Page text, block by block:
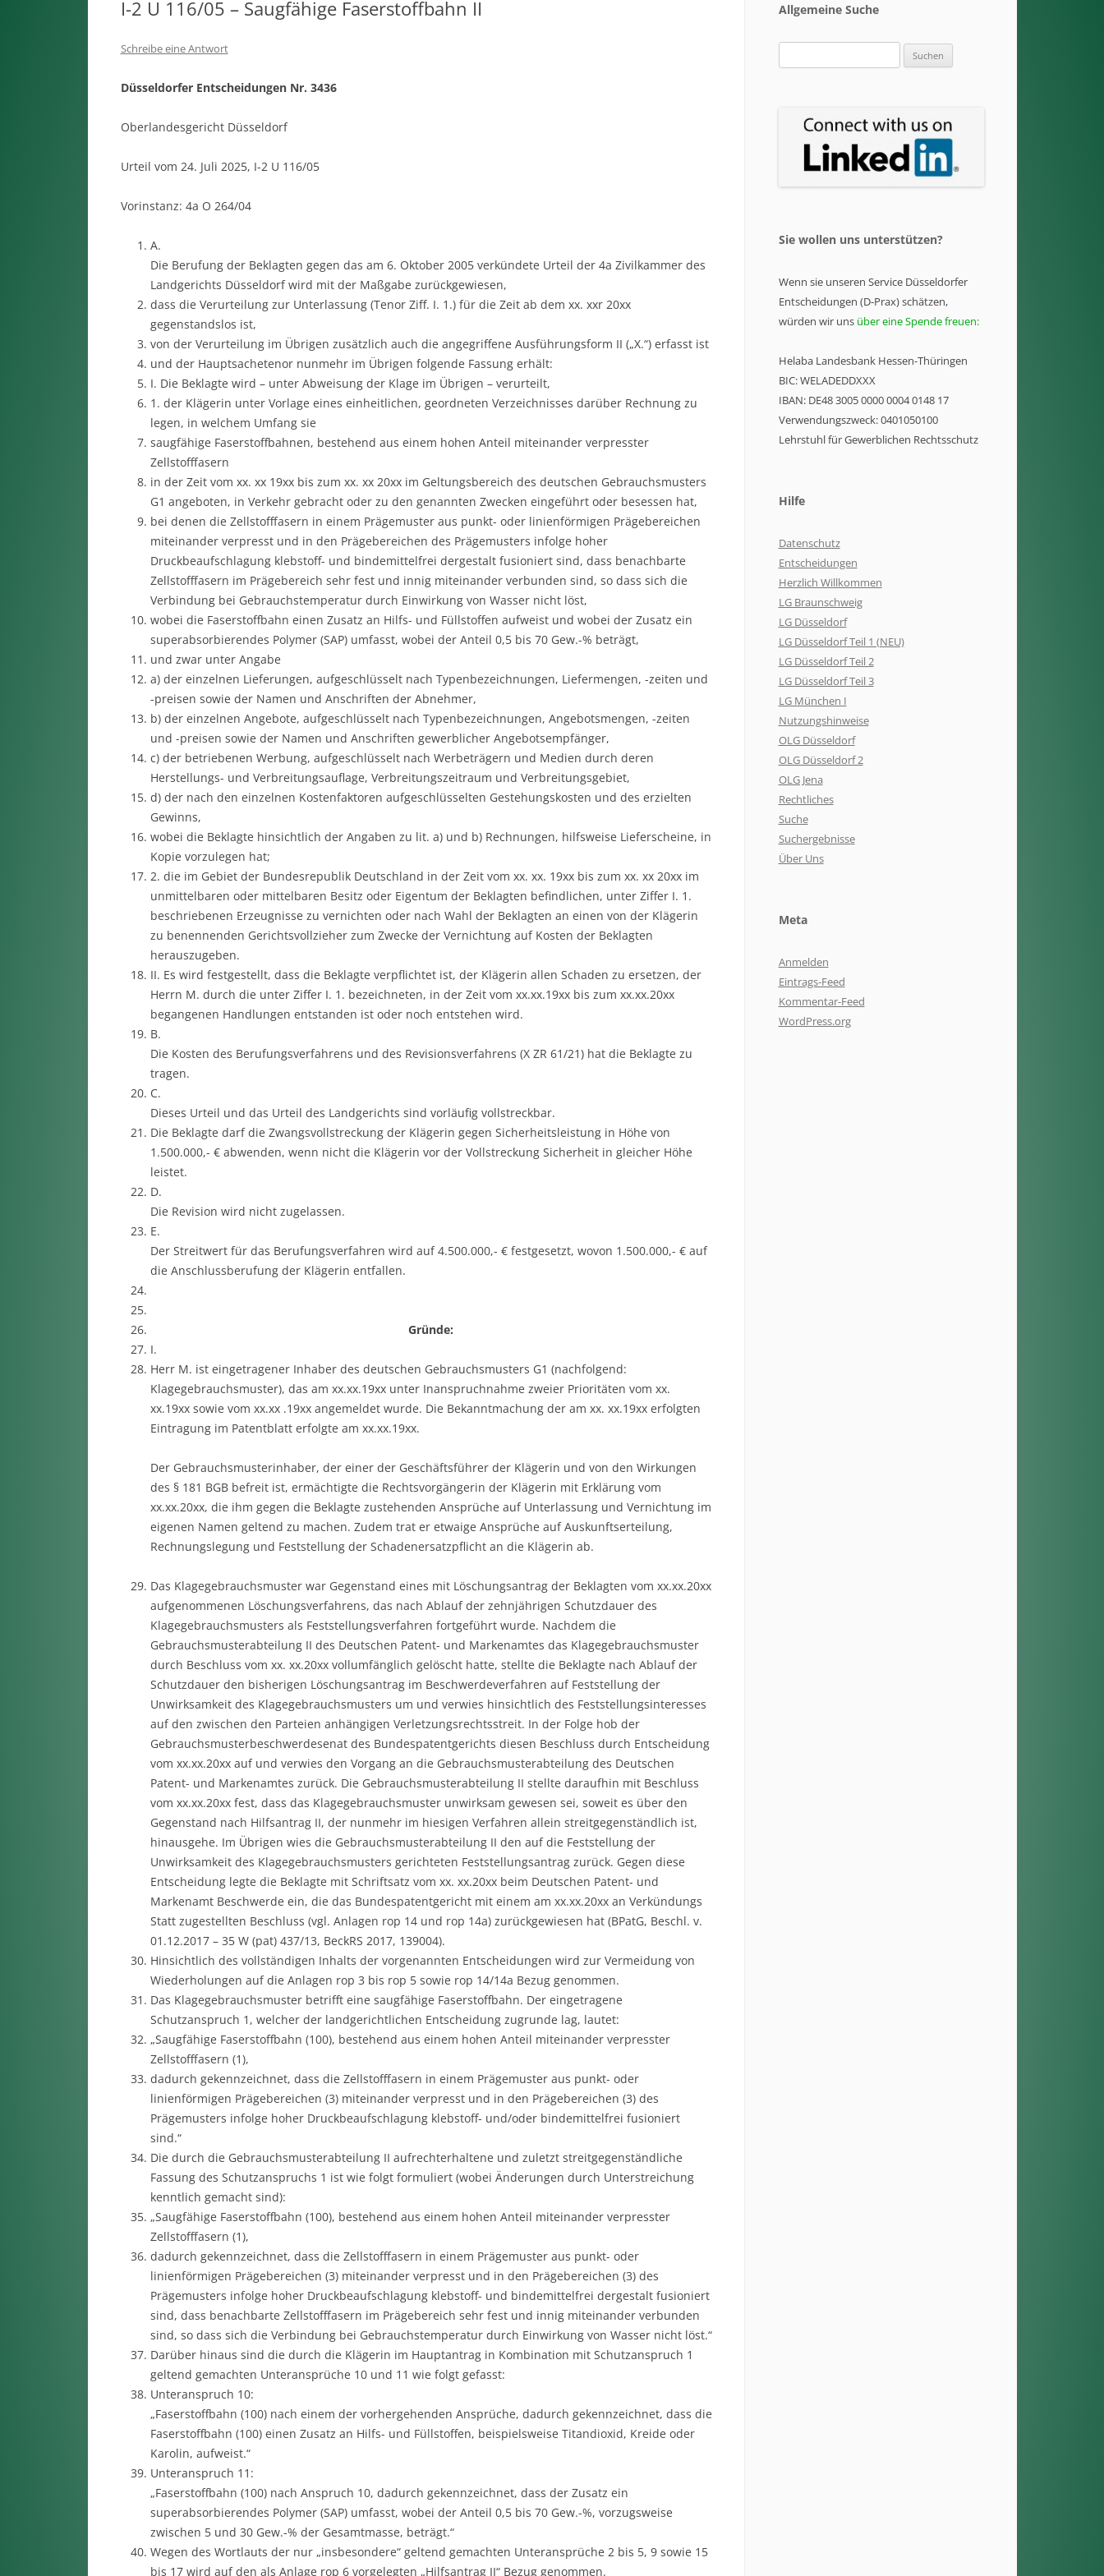
I-2 U 116/05 – Saugfähige Faserstoffbahn II
Schreibe eine Antwort
Düsseldorfer Entscheidungen Nr. 3436
Oberlandesgericht Düsseldorf
Urteil vom 24. Juli 2025, I-2 U 116/05
Vorinstanz: 4a O 264/04
A.
Die Berufung der Beklagten gegen das am 6. Oktober 2005 verkündete Urteil der 4a Zivilkammer des
Landgerichts Düsseldorf wird mit der Maßgabe zurückgewiesen,
dass die Verurteilung zur Unterlassung (Tenor Ziff. I. 1.) für die Zeit ab dem xx. xxr 20xx
gegenstandslos ist,
von der Verurteilung im Übrigen zusätzlich auch die angegriffene Ausführungsform II („X.“) erfasst ist
und der Hauptsachetenor nunmehr im Übrigen folgende Fassung erhält:
I. Die Beklagte wird – unter Abweisung der Klage im Übrigen – verurteilt,
1. der Klägerin unter Vorlage eines einheitlichen, geordneten Verzeichnisses darüber Rechnung zu
legen, in welchem Umfang sie
saugfähige Faserstoffbahnen, bestehend aus einem hohen Anteil miteinander verpresster
Zellstofffasern
in der Zeit vom xx. xx 19xx bis zum xx. xx 20xx im Geltungsbereich des deutschen Gebrauchsmusters
G1 angeboten, in Verkehr gebracht oder zu den genannten Zwecken eingeführt oder besessen hat,
bei denen die Zellstofffasern in einem Prägemuster aus punkt- oder linienförmigen Prägebereichen
miteinander verpresst und in den Prägebereichen des Prägemusters infolge hoher
Druckbeaufschlagung klebstoff- und bindemittelfrei dergestalt fusioniert sind, dass benachbarte
Zellstofffasern im Prägebereich sehr fest und innig miteinander verbunden sind, so dass sich die
Verbindung bei Gebrauchstemperatur durch Einwirkung von Wasser nicht löst,
wobei die Faserstoffbahn einen Zusatz an Hilfs- und Füllstoffen aufweist und wobei der Zusatz ein
superabsorbierendes Polymer (SAP) umfasst, wobei der Anteil 0,5 bis 70 Gew.-% beträgt,
und zwar unter Angabe
a) der einzelnen Lieferungen, aufgeschlüsselt nach Typenbezeichnungen, Liefermengen, -zeiten und
-preisen sowie der Namen und Anschriften der Abnehmer,
b) der einzelnen Angebote, aufgeschlüsselt nach Typenbezeichnungen, Angebotsmengen, -zeiten
und -preisen sowie der Namen und Anschriften gewerblicher Angebotsempfänger,
c) der betriebenen Werbung, aufgeschlüsselt nach Werbeträgern und Medien durch deren
Herstellungs- und Verbreitungsauflage, Verbreitungszeitraum und Verbreitungsgebiet,
d) der nach den einzelnen Kostenfaktoren aufgeschlüsselten Gestehungskosten und des erzielten
Gewinns,
wobei die Beklagte hinsichtlich der Angaben zu lit. a) und b) Rechnungen, hilfsweise Lieferscheine, in
Kopie vorzulegen hat;
2. die im Gebiet der Bundesrepublik Deutschland in der Zeit vom xx. xx. 19xx bis zum xx. xx 20xx im
unmittelbaren oder mittelbaren Besitz oder Eigentum der Beklagten befindlichen, unter Ziffer I. 1.
beschriebenen Erzeugnisse zu vernichten oder nach Wahl der Beklagten an einen von der Klägerin
zu benennenden Gerichtsvollzieher zum Zwecke der Vernichtung auf Kosten der Beklagten
herauszugeben.
II. Es wird festgestellt, dass die Beklagte verpflichtet ist, der Klägerin allen Schaden zu ersetzen, der
Herrn M. durch die unter Ziffer I. 1. bezeichneten, in der Zeit vom xx.xx.19xx bis zum xx.xx.20xx
begangenen Handlungen entstanden ist oder noch entstehen wird.
B.
Die Kosten des Berufungsverfahrens und des Revisionsverfahrens (X ZR 61/21) hat die Beklagte zu
tragen.
C.
Dieses Urteil und das Urteil des Landgerichts sind vorläufig vollstreckbar.
Die Beklagte darf die Zwangsvollstreckung der Klägerin gegen Sicherheitsleistung in Höhe von
1.500.000,- € abwenden, wenn nicht die Klägerin vor der Vollstreckung Sicherheit in gleicher Höhe
leistet.
D.
Die Revision wird nicht zugelassen.
E.
Der Streitwert für das Berufungsverfahren wird auf 4.500.000,- € festgesetzt, wovon 1.500.000,- € auf
die Anschlussberufung der Klägerin entfallen.
Gründe:
I.
Herr M. ist eingetragener Inhaber des deutschen Gebrauchsmusters G1 (nachfolgend:
Klagegebrauchsmuster), das am xx.xx.19xx unter Inanspruchnahme zweier Prioritäten vom xx.
xx.19xx sowie vom xx.xx .19xx angemeldet wurde. Die Bekanntmachung der am xx. xx.19xx erfolgten
Eintragung im Patentblatt erfolgte am xx.xx.19xx.
Der Gebrauchsmusterinhaber, der einer der Geschäftsführer der Klägerin und von den Wirkungen
des § 181 BGB befreit ist, ermächtigte die Rechtsvorgängerin der Klägerin mit Erklärung vom
xx.xx.20xx, die ihm gegen die Beklagte zustehenden Ansprüche auf Unterlassung und Vernichtung im
eigenen Namen geltend zu machen. Zudem trat er etwaige Ansprüche auf Auskunftserteilung,
Rechnungslegung und Feststellung der Schadenersatzpflicht an die Klägerin ab.
Das Klagegebrauchsmuster war Gegenstand eines mit Löschungsantrag der Beklagten vom xx.xx.20xx
aufgenommenen Löschungsverfahrens, das nach Ablauf der zehnjährigen Schutzdauer des
Klagegebrauchsmusters als Feststellungsverfahren fortgeführt wurde. Nachdem die
Gebrauchsmusterabteilung II des Deutschen Patent- und Markenamtes das Klagegebrauchsmuster
durch Beschluss vom xx. xx.20xx vollumfänglich gelöscht hatte, stellte die Beklagte nach Ablauf der
Schutzdauer den bisherigen Löschungsantrag im Beschwerdeverfahren auf Feststellung der
Unwirksamkeit des Klagegebrauchsmusters um und verwies hinsichtlich des Feststellungsinteresses
auf den zwischen den Parteien anhängigen Verletzungsrechtsstreit. In der Folge hob der
Gebrauchsmusterbeschwerdesenat des Bundespatentgerichts diesen Beschluss durch Entscheidung
vom xx.xx.20xx auf und verwies den Vorgang an die Gebrauchsmusterabteilung des Deutschen
Patent- und Markenamtes zurück. Die Gebrauchsmusterabteilung II stellte daraufhin mit Beschluss
vom xx.xx.20xx fest, dass das Klagegebrauchsmuster unwirksam gewesen sei, soweit es über den
Gegenstand nach Hilfsantrag II, der nunmehr im hiesigen Verfahren allein streitgegenständlich ist,
hinausgehe. Im Übrigen wies die Gebrauchsmusterabteilung II den auf die Feststellung der
Unwirksamkeit des Klagegebrauchsmusters gerichteten Feststellungsantrag zurück. Gegen diese
Entscheidung legte die Beklagte mit Schriftsatz vom xx. xx.20xx beim Deutschen Patent- und
Markenamt Beschwerde ein, die das Bundespatentgericht mit einem am xx.xx.20xx an Verkündungs
Statt zugestellten Beschluss (vgl. Anlagen rop 14 und rop 14a) zurückgewiesen hat (BPatG, Beschl. v.
01.12.2017 – 35 W (pat) 437/13, BeckRS 2017, 139004).
Hinsichtlich des vollständigen Inhalts der vorgenannten Entscheidungen wird zur Vermeidung von
Wiederholungen auf die Anlagen rop 3 bis rop 5 sowie rop 14/14a Bezug genommen.
Das Klagegebrauchsmuster betrifft eine saugfähige Faserstoffbahn. Der eingetragene
Schutzanspruch 1, welcher der landgerichtlichen Entscheidung zugrunde lag, lautet:
„Saugfähige Faserstoffbahn (100), bestehend aus einem hohen Anteil miteinander verpresster
Zellstofffasern (1),
dadurch gekennzeichnet, dass die Zellstofffasern in einem Prägemuster aus punkt- oder
linienförmigen Prägebereichen (3) miteinander verpresst und in den Prägebereichen (3) des
Prägemusters infolge hoher Druckbeaufschlagung klebstoff- und/oder bindemittelfrei fusioniert
sind.“
Die durch die Gebrauchsmusterabteilung II aufrechterhaltene und zuletzt streitgegenständliche
Fassung des Schutzanspruchs 1 ist wie folgt formuliert (wobei Änderungen durch Unterstreichung
kenntlich gemacht sind):
„Saugfähige Faserstoffbahn (100), bestehend aus einem hohen Anteil miteinander verpresster
Zellstofffasern (1),
dadurch gekennzeichnet, dass die Zellstofffasern in einem Prägemuster aus punkt- oder
linienförmigen Prägebereichen (3) miteinander verpresst und in den Prägebereichen (3) des
Prägemusters infolge hoher Druckbeaufschlagung klebstoff- und bindemittelfrei dergestalt fusioniert
sind, dass benachbarte Zellstofffasern im Prägebereich sehr fest und innig miteinander verbunden
sind, so dass sich die Verbindung bei Gebrauchstemperatur durch Einwirkung von Wasser nicht löst.“
Darüber hinaus sind die durch die Klägerin im Hauptantrag in Kombination mit Schutzanspruch 1
geltend gemachten Unteransprüche 10 und 11 wie folgt gefasst:
Unteranspruch 10:
„Faserstoffbahn (100) nach einem der vorhergehenden Ansprüche, dadurch gekennzeichnet, dass die
Faserstoffbahn (100) einen Zusatz an Hilfs- und Füllstoffen, beispielsweise Titandioxid, Kreide oder
Karolin, aufweist.“
Unteranspruch 11:
„Faserstoffbahn (100) nach Anspruch 10, dadurch gekennzeichnet, dass der Zusatz ein
superabsorbierendes Polymer (SAP) umfasst, wobei der Anteil 0,5 bis 70 Gew.-%, vorzugsweise
zwischen 5 und 30 Gew.-% der Gesamtmasse, beträgt.“
Wegen des Wortlauts der nur „insbesondere“ geltend gemachten Unteransprüche 2 bis 5, 9 sowie 15
bis 17 wird auf den als Anlage rop 6 vorgelegten „Hilfsantrag II“ Bezug genommen.
Allgemeine Suche
nach:
Sie wollen uns unterstützen?
Wenn sie unseren Service Düsseldorfer
Entscheidungen (D-Prax) schätzen,
würden wir uns über eine Spende freuen:
Helaba Landesbank Hessen-Thüringen
BIC: WELADEDDXXX
IBAN: DE48 3005 0000 0004 0148 17
Verwendungszweck: 0401050100
Lehrstuhl für Gewerblichen Rechtsschutz
Hilfe
Datenschutz
Entscheidungen
Herzlich Willkommen
LG Braunschweig
LG Düsseldorf
LG Düsseldorf Teil 1 (NEU)
LG Düsseldorf Teil 2
LG Düsseldorf Teil 3
LG München I
Nutzungshinweise
OLG Düsseldorf
OLG Düsseldorf 2
OLG Jena
Rechtliches
Suche
Suchergebnisse
Über Uns
Meta
Anmelden
Eintrags-Feed
Kommentar-Feed
WordPress.org